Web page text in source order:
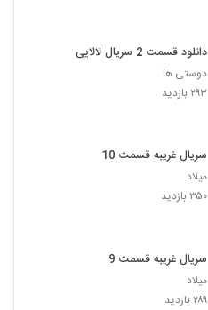
دانلود قسمت 2 سریال لالایی
دوستی ها
۲۹۳ بازدید
سریال غریبه قسمت 10
میلاد
۳۵۰ بازدید
سریال غریبه قسمت 9
میلاد
۲۸۹ بازدید